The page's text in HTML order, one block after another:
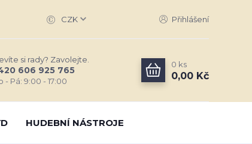
CZK Přihlášení
si rady? Zavolejte.
606 925 765
- Pá: 9:00 - 17:00
0 ks
0,00 Kč
HUDEBNÍ NÁSTROJE